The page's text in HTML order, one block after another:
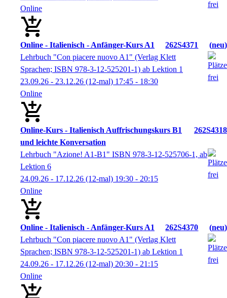
Online
Online - Italienisch - Anfänger-Kurs A1 262S4371
neu
Lehrbuch "Con piacere nuovo A1" (Verlag Klett
Sprachen; ISBN 978-3-12-525201-1) ab Lektion 1
23.09.26 - 23.12.26 (12-mal) 17:45 - 18:30
Online
Online-Kurs - Italienisch Auffrischungskurs B1
und leichte Konversation
262S4318
Lehrbuch "Azione! A1-B1" ISBN 978-3-12-525706-1, ab
Lektion 6
24.09.26 - 17.12.26 (12-mal) 19:30 - 20:15
Online
Online - Italienisch - Anfänger-Kurs A1 262S4370
neu
Lehrbuch "Con piacere nuovo A1" (Verlag Klett
Sprachen; ISBN 978-3-12-525201-1) ab Lektion 1
24.09.26 - 17.12.26 (12-mal) 20:30 - 21:15
Online